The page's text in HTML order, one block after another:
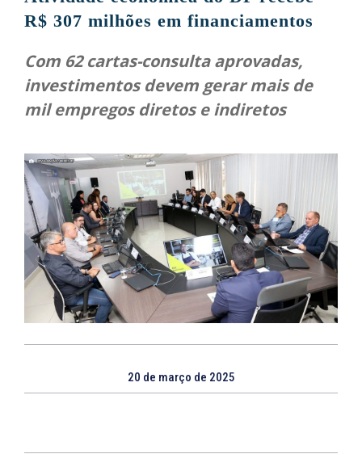
R$ 307 milhões em financiamentos
Com 62 cartas-consulta aprovadas,
investimentos devem gerar mais de
mil empregos diretos e indiretos
20 de março de 2025